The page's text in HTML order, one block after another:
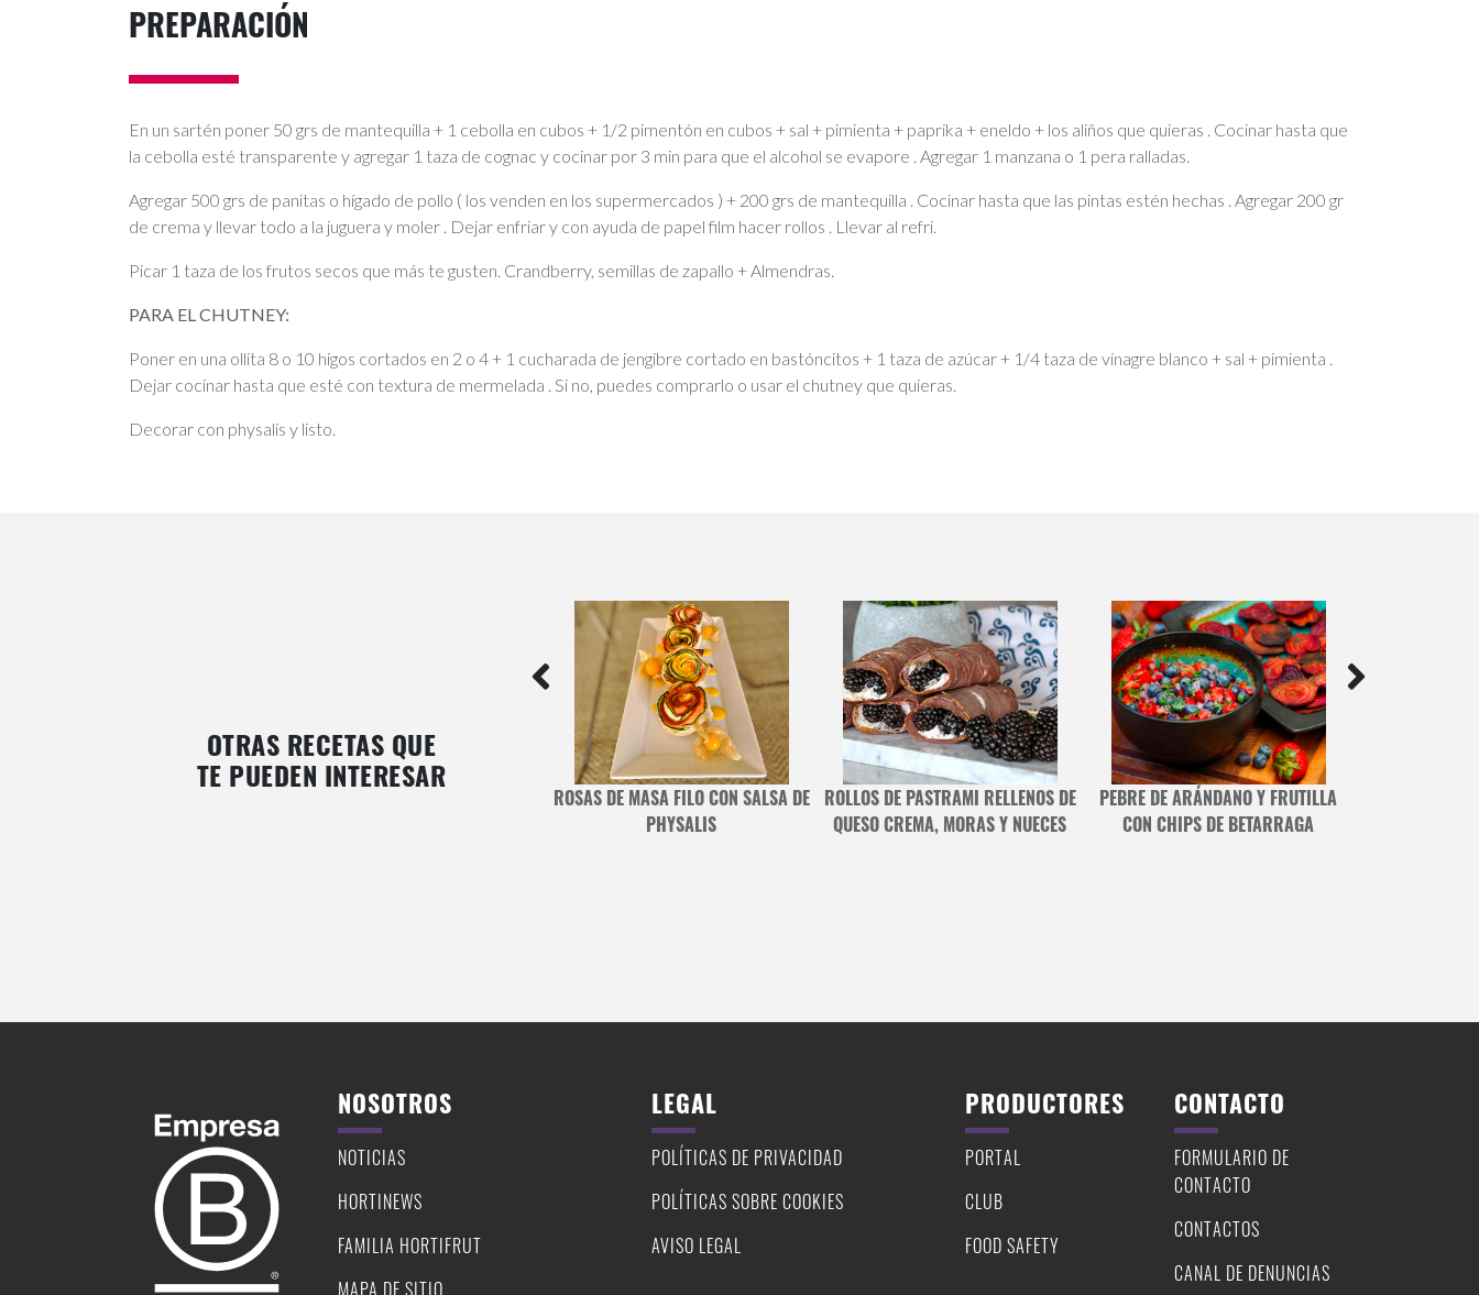
PREPARACIÓN
En un sartén poner 50 grs de mantequilla + 1 cebolla en cubos + 1/2 pimentón en cubos + sal + pimienta + paprika + eneldo + los aliños que quieras . Cocinar hasta que
la cebolla esté transparente y agregar 1 taza de cognac y cocinar por 3 min para que el alcohol se evapore . Agregar 1 manzana o 1 pera ralladas.
Agregar 500 grs de panitas o hígado de pollo ( los venden en los supermercados ) + 200 grs de mantequilla . Cocinar hasta que las pintas estén hechas . Agregar 200 gr
de crema y llevar todo a la juguera y moler . Dejar enfriar y con ayuda de papel film hacer rollos . Llevar al refri.
Picar 1 taza de los frutos secos que más te gusten. Crandberry, semillas de zapallo + Almendras.
PARA EL CHUTNEY:
Poner en una ollita 8 o 10 higos cortados en 2 o 4 + 1 cucharada de jengibre cortado en bastóncitos + 1 taza de azúcar + 1/4 taza de vinagre blanco + sal + pimienta .
Dejar cocinar hasta que esté con textura de mermelada . Si no, puedes comprarlo o usar el chutney que quieras.
Decorar con physalis y listo.
OTRAS RECETAS QUE
TE PUEDEN INTERESAR
ROSAS DE MASA FILO CON SALSA DE
PHYSALIS
ROLLOS DE PASTRAMI RELLENOS DE
QUESO CREMA, MORAS Y NUECES
PEBRE DE ARÁNDANO Y FRUTILLA
CON CHIPS DE BETARRAGA
NOSOTROS
NOTICIAS
HORTINEWS
FAMILIA HORTIFRUT
LEGAL
POLÍTICAS DE PRIVACIDAD
POLÍTICAS SOBRE COOKIES
AVISO LEGAL
PRODUCTORES
PORTAL
CLUB
FOOD SAFETY
CONTACTO
FORMULARIO DE
CONTACTO
CONTACTOS
CANAL DE DENUNCIAS